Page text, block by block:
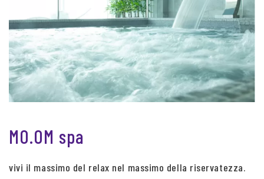
MO.OM spa
vivi il massimo del relax nel massimo della riservatezza.